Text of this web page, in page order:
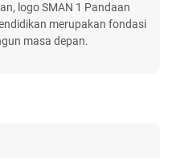
logo SMAN 1 Pandaan
merupakan fondasi
masa depan.